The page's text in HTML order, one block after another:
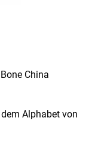
China
Alphabet von